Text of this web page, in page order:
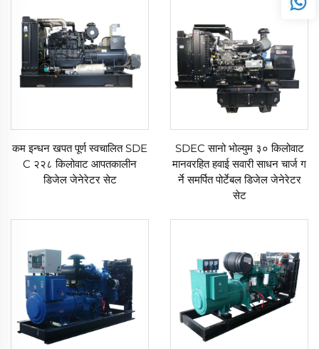
कम इन्धन खपत पूर्ण स्वचालित SDE
C २२८ किलोवाट आपतकालीन
डिजेल जेनेरेटर सेट
SDEC सानो भोल्युम ३० किलोवाट
मानवरहित हवाई सवारी साधन चार्ज ग
र्ने समर्पित पोर्टेबल डिजेल जेनेरेटर
सेट